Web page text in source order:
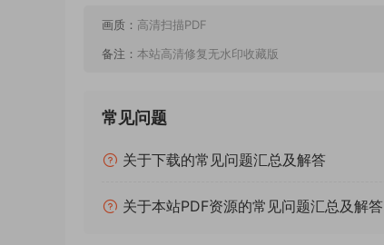
画质： 高清扫描PDF
备注： 本站高清修复无水印收藏版
常见问题
关于下载的常见问题汇总及解答
关于本站PDF资源的常见问题汇总及解答